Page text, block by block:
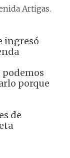
Artigas.
ingresó
porque
de